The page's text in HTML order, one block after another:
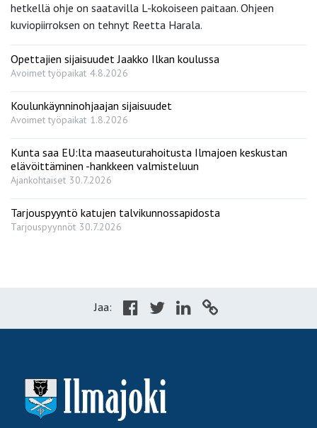
hetkellä ohje on saatavilla L-kokoiseen paitaan. Ohjeen
kuviopiirroksen on tehnyt Reetta Harala.
Opettajien sijaisuudet Jaakko Ilkan koulussa
Avoimet työpaikat 4.8.2026
Koulunkäynninohjaajan sijaisuudet
Avoimet työpaikat 1.8.2026
Kunta saa EU:lta maaseuturahoitusta Ilmajoen keskustan
elävöittäminen -hankkeen valmisteluun
Ajankohtaiset 30.7.2026
Tarjouspyyntö katujen talvikunnossapidosta
Tarjouspyynnöt 30.7.2026
Jaa: